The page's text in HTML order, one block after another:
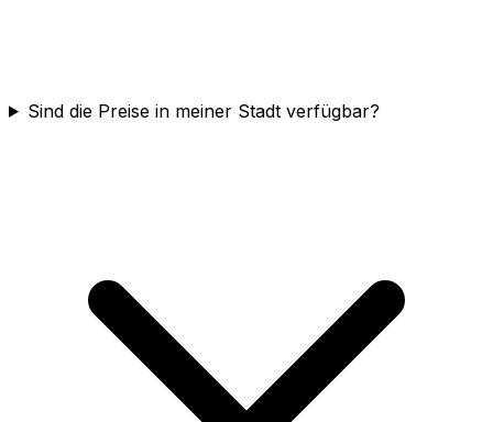
Sind die Preise in meiner Stadt verfügbar?